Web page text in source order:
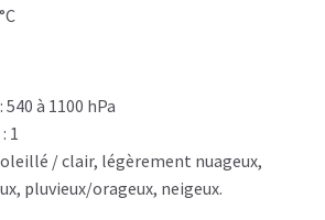
à 1100 hPa
1
/ clair, légèrement nuageux,
pluvieux/orageux, neigeux.